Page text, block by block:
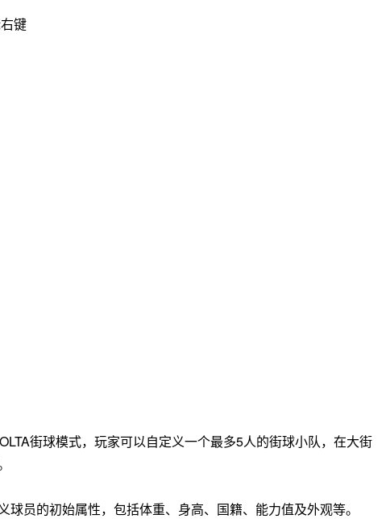
键
街球模式，玩家可以自定义一个最多5人的街球小队，在大街
员的初始属性，包括体重、身高、国籍、能力值及外观等。